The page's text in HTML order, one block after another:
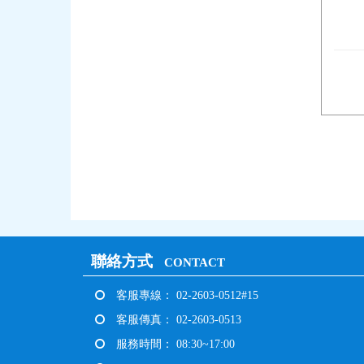
聯絡方式 CONTACT
客服專線： 02-2603-0512#15
客服傳真： 02-2603-0513
服務時間： 08:30~17:00